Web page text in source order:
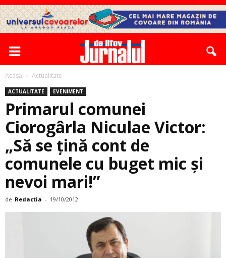
Acasă Actualitate
ACTUALITATE EVENIMENT
Primarul comunei
Ciorogârla Niculae Victor:
„Să se ţină cont de
comunele cu buget mic și
nevoi mari!”
de Redactia - 19/10/2012